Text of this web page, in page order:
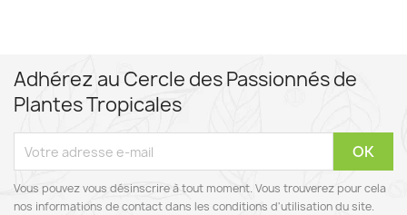
Adhérez au Cercle des Passionnés de
Plantes Tropicales
Vous pouvez vous désinscrire à tout moment. Vous trouverez pour cela
nos informations de contact dans les conditions d'utilisation du site.